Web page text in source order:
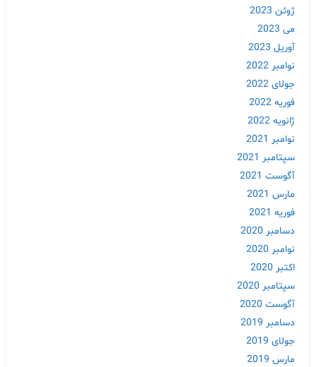
ژوئن 2023
می 2023
آوریل 2023
نوامبر 2022
جولای 2022
فوریه 2022
ژانویه 2022
نوامبر 2021
سپتامبر 2021
آگوست 2021
مارس 2021
فوریه 2021
دسامبر 2020
نوامبر 2020
اکتبر 2020
سپتامبر 2020
آگوست 2020
دسامبر 2019
جولای 2019
مارس 2019